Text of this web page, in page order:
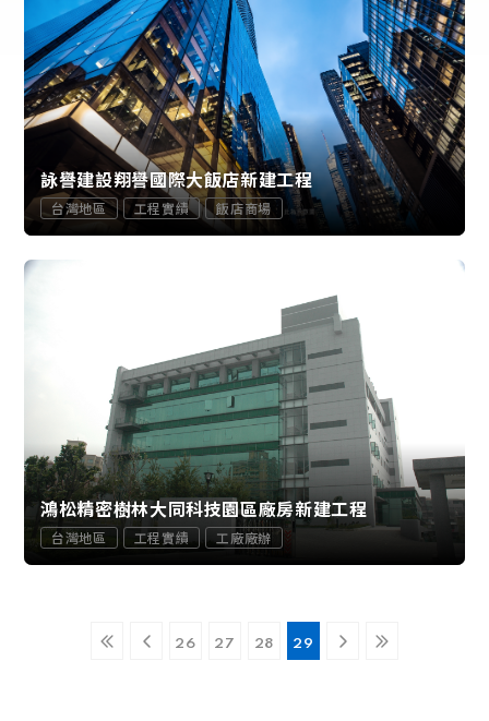
詠譽建設翔譽國際大飯店新建工程
台灣地區 工程實績 飯店商場
鴻松精密樹林大同科技園區廠房新建工程
台灣地區 工程實績 工廠廠辦
26 27 28 29